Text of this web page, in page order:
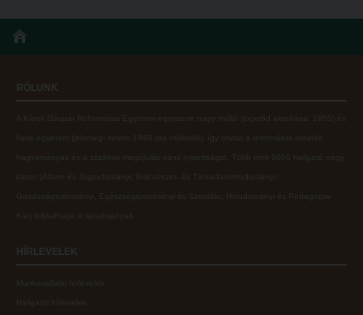
RÓLUNK
A Károli Gáspár Református Egyetem egyszerre nagy múltú (jogelőd alapítása: 1855) és
fiatal egyetem (jelenlegi nevén 1993 óta működik), így ötvözi a református oktatás
hagyományait és a szakmai megújulás iránti nyitottságot. Több mint 9000 hallgató négy
karon ( Állam- és Jogtudományi; Bölcsészet- és Társadalomtudományi;
Gazdaságtudományi, Egészségtudományi és Szociális; Hittudományi és Pedagógiai
Kar ) folytathatja a tanulmányait.
HÍRLEVELEK
Munkavállalói hírlevelek
Hallgatói hírlevelek